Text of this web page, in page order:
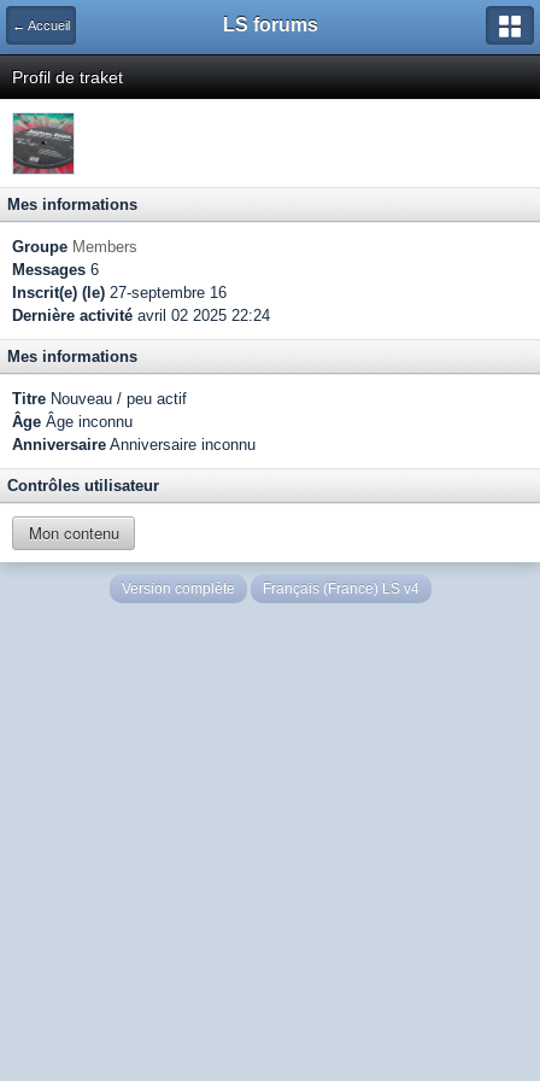
← Accueil LS forums
Profil de traket
Mes informations
Groupe Members
Messages 6
Inscrit(e) (le) 27-septembre 16
Dernière activité avril 02 2025 22:24
Mes informations
Titre Nouveau / peu actif
Âge Âge inconnu
Anniversaire Anniversaire inconnu
Contrôles utilisateur
Mon contenu
Version complète Français (France) LS v4